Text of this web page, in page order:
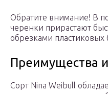
Обратите внимание! В
черенки прирастают
обрезками пластиковых
Преимущества
Сорт Nina Weibull